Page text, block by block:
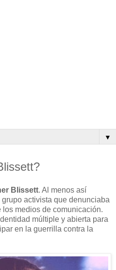
▼
Blissett. Al menos así
activista que denunciaba
medios de comunicación.
múltiple y abierta para
en la guerrilla contra la